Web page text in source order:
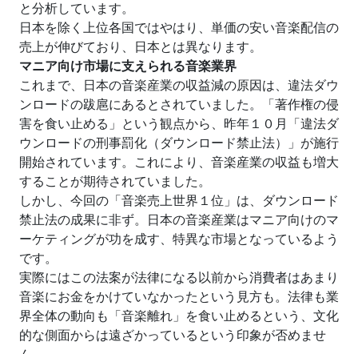
と分析しています。
日本を除く上位各国ではやはり、単価の安い音楽配信の
売上が伸びており、日本とは異なります。
マニア向け市場に支えられる音楽業界
これまで、日本の音楽産業の収益減の原因は、違法ダウ
ンロードの跋扈にあるとされていました。「著作権の侵
害を食い止める」という観点から、昨年１０月「違法ダ
ウンロードの刑事罰化（ダウンロード禁止法）」が施行
開始されています。これにより、音楽産業の収益も増大
することが期待されていました。
しかし、今回の「音楽売上世界１位」は、ダウンロード
禁止法の成果に非ず。日本の音楽産業はマニア向けのマ
ーケティングが功を成す、特異な市場となっているよう
です。
実際にはこの法案が法律になる以前から消費者はあまり
音楽にお金をかけていなかったという見方も。法律も業
界全体の動向も「音楽離れ」を食い止めるという、文化
的な側面からは遠ざかっているという印象が否めませ